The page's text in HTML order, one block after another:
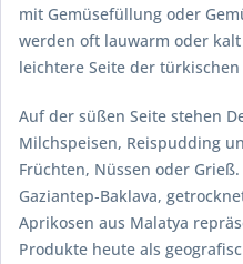
mit Gemüsefüllung oder
werden oft lauwarm oder
leichtere Seite der türkischen
Auf der süßen Seite stehen
Milchspeisen, Reispudding
Früchten, Nüssen oder
Gaziantep‑Baklava,
Aprikosen aus Malatya
Produkte heute als